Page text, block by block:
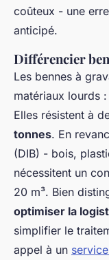
coûteux - une
anticipé.
Différencier
Les bennes à
matériaux lourds
Elles résistent à
tonnes. En
(DIB) - bois,
nécessitent un
20 m³. Bien
optimiser la
simplifier le
appel à un